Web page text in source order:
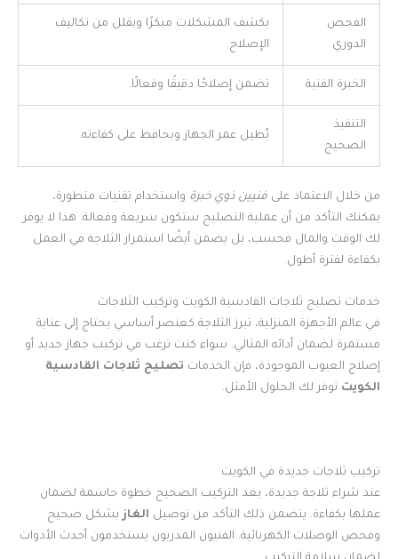
الفحص
الدوري
يكشف المشكلات مبكرًا ويقلل من تكاليف
الإصلاح.
الخبرة الفنية تضمن إصلاحًا دقيقًا وفعالًا.
التنفيذ
الصحيح
يُطيل عمر الجهاز ويحافظ على كفاءته.
من خلال الاعتماد على فنيين ذوي خبرة واستخدام تقنيات متطورة،
يمكنك التأكد من أن عملية التصليح ستكون سريعة وفعالة. هذا لا يوفر
لك الوقت والمال فحسب، بل يضمن أيضًا استمرار الثلاجة في العمل
بكفاءة لفترة أطول.
خدمات تصليح ثلاجات القادسية الكويت وتركيب الثلاجات
في عالم الأجهزة المنزلية، تبرز الثلاجة كعنصر أساسي يحتاج إلى عناية
مستمرة لضمان أدائه المثالي. سواء كنت ترغب في تركيب جهاز جديد أو
إصلاح العيوب الموجودة، فإن الخدمات تصليح ثلاجات القادسية
الكويت توفر لك الحلول الأمثل.
تركيب ثلاجات جديدة في الكويت
عند شراء ثلاجة جديدة، يعد التركيب الصحيح خطوة حاسمة لضمان
عملها بكفاءة. يتضمن ذلك التأكد من توصيل الغازبشكل صحيح
وفحص الوصلات الكهربائية. الفنيون المدربون يستخدمون أحدث الأدوات